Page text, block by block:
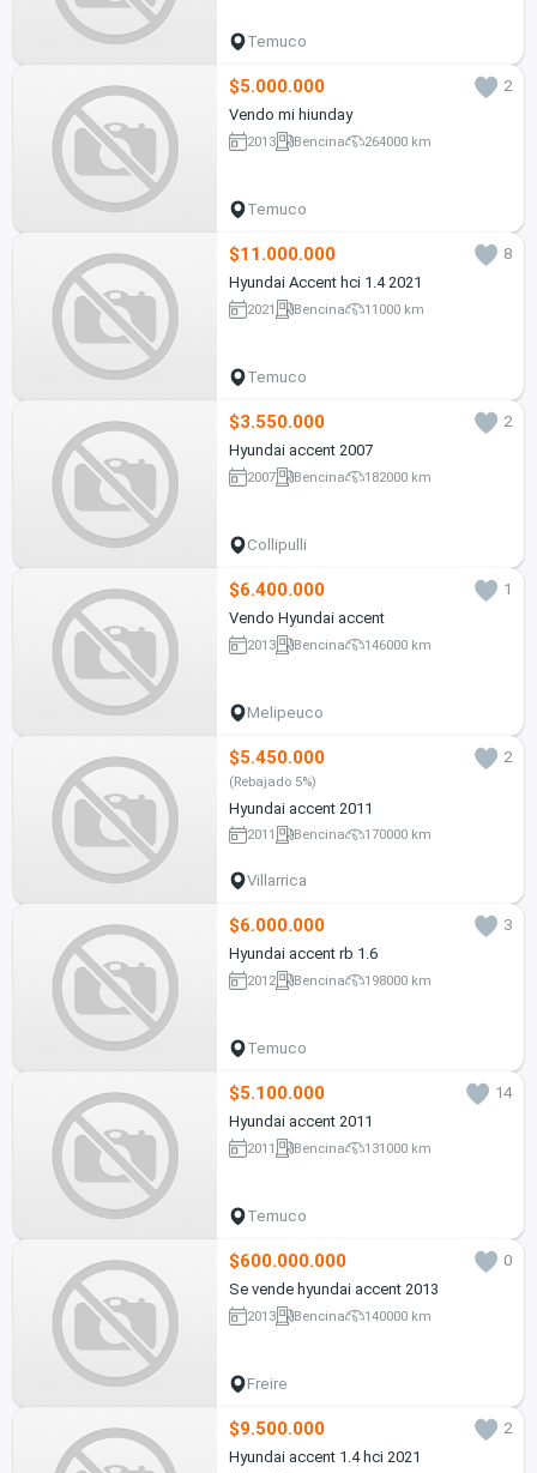
Temuco
$5.000.000
2
Vendo mi hiunday
2013 Bencina 264000 km
Temuco
$11.000.000
8
Hyundai Accent hci 1.4 2021
2021 Bencina 11000 km
Temuco
$3.550.000
2
Hyundai accent 2007
2007 Bencina 182000 km
Collipulli
$6.400.000
1
Vendo Hyundai accent
2013 Bencina 146000 km
Melipeuco
$5.450.000 2
(Rebajado 5%)
Hyundai accent 2011
2011 Bencina 170000 km
Villarrica
$6.000.000
3
Hyundai accent rb 1.6
2012 Bencina 198000 km
Temuco
$5.100.000
14
Hyundai accent 2011
2011 Bencina 131000 km
Temuco
$600.000.000
0
Se vende hyundai accent 2013
2013 Bencina 140000 km
Freire
$9.500.000
2
Hyundai accent 1.4 hci 2021